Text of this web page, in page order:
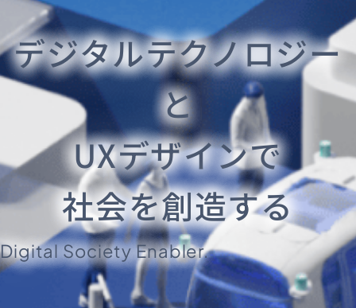
デジタルテクノロジー
と
UXデザインで
社会を創造する
Digital Society Enabler.